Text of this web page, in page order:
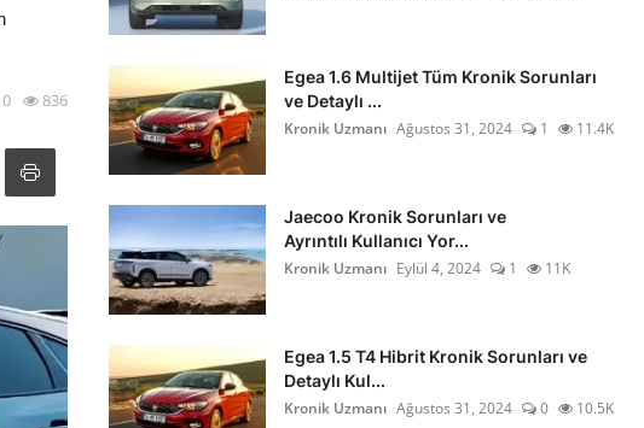
836
Egea 1.6 Multijet Tüm Kronik Sorunları
ve Detaylı ...
Kronik Uzmanı Ağustos 31, 2024 1 11.4K
Jaecoo Kronik Sorunları ve
Ayrıntılı Kullanıcı Yor...
Kronik Uzmanı Eylül 4, 2024 1 11K
Egea 1.5 T4 Hibrit Kronik Sorunları ve
Detaylı Kul...
Kronik Uzmanı Ağustos 31, 2024 0 10.5K